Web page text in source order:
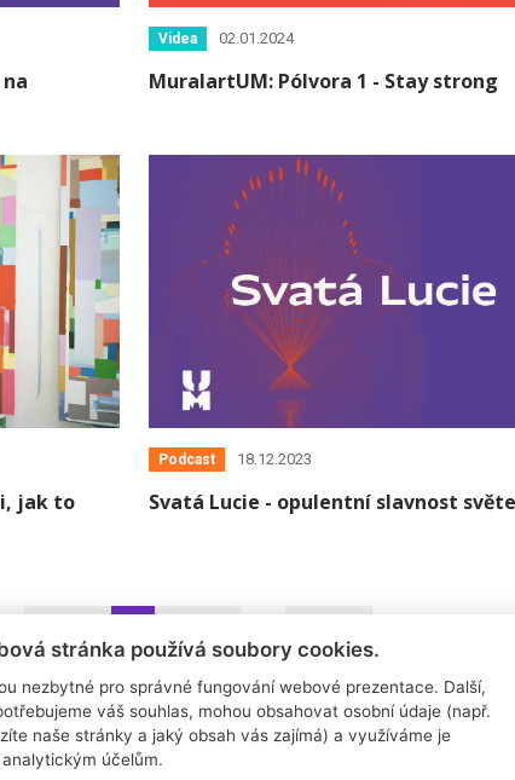
Videa 02.01.2024
MuralartUM: Pólvora 1 - Stay strong
jak to
Podcast 18.12.2023
Svatá Lucie - opulentní slavnost
stránka používá soubory cookies.
nezbytné pro správné fungování webové prezentace. Další,
váš souhlas, mohou obsahovat osobní údaje (např.
naše stránky a jaký obsah vás zajímá) a využíváme je
účelům.